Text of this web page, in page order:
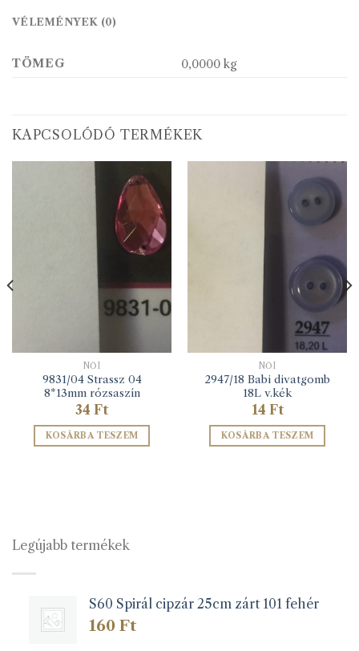
VÉLEMÉNYEK (0)
TÖMEG 0,0000 kg
KAPCSOLÓDÓ TERMÉKEK
NŐI
9831/04 Strassz 04
8*13mm rózsaszín
34 Ft
KOSÁRBA TESZEM
NŐI
2947/18 Babi divatgomb
18L v.kék
14 Ft
KOSÁRBA TESZEM
Legújabb termékek
S60 Spirál cipzár 25cm zárt 101 fehér
160 Ft